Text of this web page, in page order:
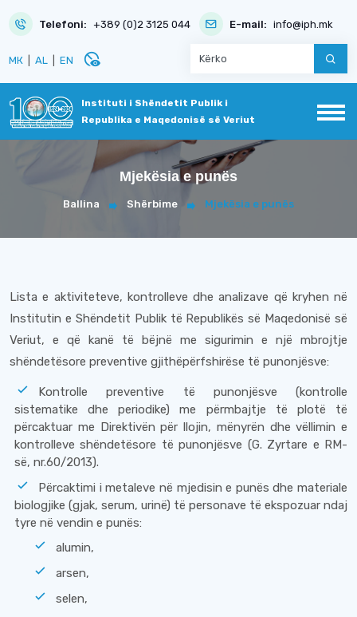
Telefoni: +389 (0)2 3125 044 E-mail: info@iph.mk
МК AL EN disabled_visible
Instituti i Shëndetit Publik i
Republika e Maqedonisë së Veriut
Mjekësia e punës
Ballina Shërbime Mjekësia e punës
Lista e aktiviteteve, kontrolleve dhe analizave që kryhen në
Institutin e Shëndetit Publik të Republikës së Maqedonisë së
Veriut, e që kanë të bëjnë me sigurimin e një mbrojtje
shëndetësore preventive gjithëpërfshirëse të punonjësve:
Kontrolle preventive të punonjësve (kontrolle
sistematike dhe periodike) me përmbajtje të plotë të
përcaktuar me Direktivën për llojin, mënyrën dhe vëllimin e
kontrolleve shëndetësore të punonjësve (G. Zyrtare e RM-
së, nr.60/2013).
Përcaktimi i metaleve në mjedisin e punës dhe materiale
biologjike (gjak, serum, urinë) të personave të ekspozuar ndaj
tyre në vendin e punës:
alumin,
arsen,
selen,